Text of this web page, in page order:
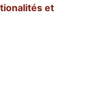
et